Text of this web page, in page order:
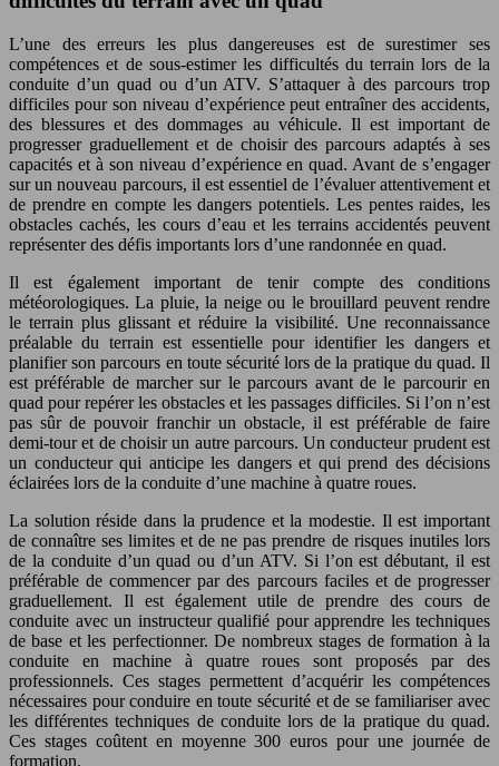
L’une des erreurs les plus dangereuses est de surestimer ses
compétences et de sous-estimer les difficultés du terrain lors de la
conduite d’un quad ou d’un ATV. S’attaquer à des parcours trop
difficiles pour son niveau d’expérience peut entraîner des accidents,
des blessures et des dommages au véhicule. Il est important de
progresser graduellement et de choisir des parcours adaptés à ses
capacités et à son niveau d’expérience en quad. Avant de s’engager
sur un nouveau parcours, il est essentiel de l’évaluer attentivement et
de prendre en compte les dangers potentiels. Les pentes raides, les
obstacles cachés, les cours d’eau et les terrains accidentés peuvent
représenter des défis importants lors d’une randonnée en quad.
Il est également important de tenir compte des conditions
météorologiques. La pluie, la neige ou le brouillard peuvent rendre
le terrain plus glissant et réduire la visibilité. Une reconnaissance
préalable du terrain est essentielle pour identifier les dangers et
planifier son parcours en toute sécurité lors de la pratique du quad. Il
est préférable de marcher sur le parcours avant de le parcourir en
quad pour repérer les obstacles et les passages difficiles. Si l’on n’est
pas sûr de pouvoir franchir un obstacle, il est préférable de faire
demi-tour et de choisir un autre parcours. Un conducteur prudent est
un conducteur qui anticipe les dangers et qui prend des décisions
éclairées lors de la conduite d’une machine à quatre roues.
La solution réside dans la prudence et la modestie. Il est important
de connaître ses limites et de ne pas prendre de risques inutiles lors
de la conduite d’un quad ou d’un ATV. Si l’on est débutant, il est
préférable de commencer par des parcours faciles et de progresser
graduellement. Il est également utile de prendre des cours de
conduite avec un instructeur qualifié pour apprendre les techniques
de base et les perfectionner. De nombreux stages de formation à la
conduite en machine à quatre roues sont proposés par des
professionnels. Ces stages permettent d’acquérir les compétences
nécessaires pour conduire en toute sécurité et de se familiariser avec
les différentes techniques de conduite lors de la pratique du quad.
Ces stages coûtent en moyenne 300 euros pour une journée de
formation.